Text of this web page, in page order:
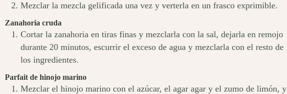
Mezclar la mezcla gelificada una vez y verterla en un frasco exprimible.
Zanahoria cruda
Cortar la zanahoria en tiras finas y mezclarla con la sal, dejarla en remojo
durante 20 minutos, escurrir el exceso de agua y mezclarla con el resto de
los ingredientes.
Parfait de hinojo marino
Mezclar el hinojo marino con el azúcar, el agar agar y el zumo de limón, y